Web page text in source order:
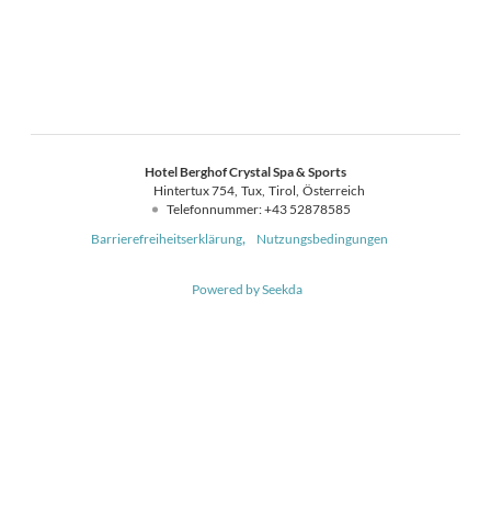
Hotel Berghof Crystal Spa & Sports
Hintertux 754 Tux Tirol Österreich
Telefonnummer:+43 52878585
Barrierefreiheitserklärung
Nutzungsbedingungen
Powered by Seekda